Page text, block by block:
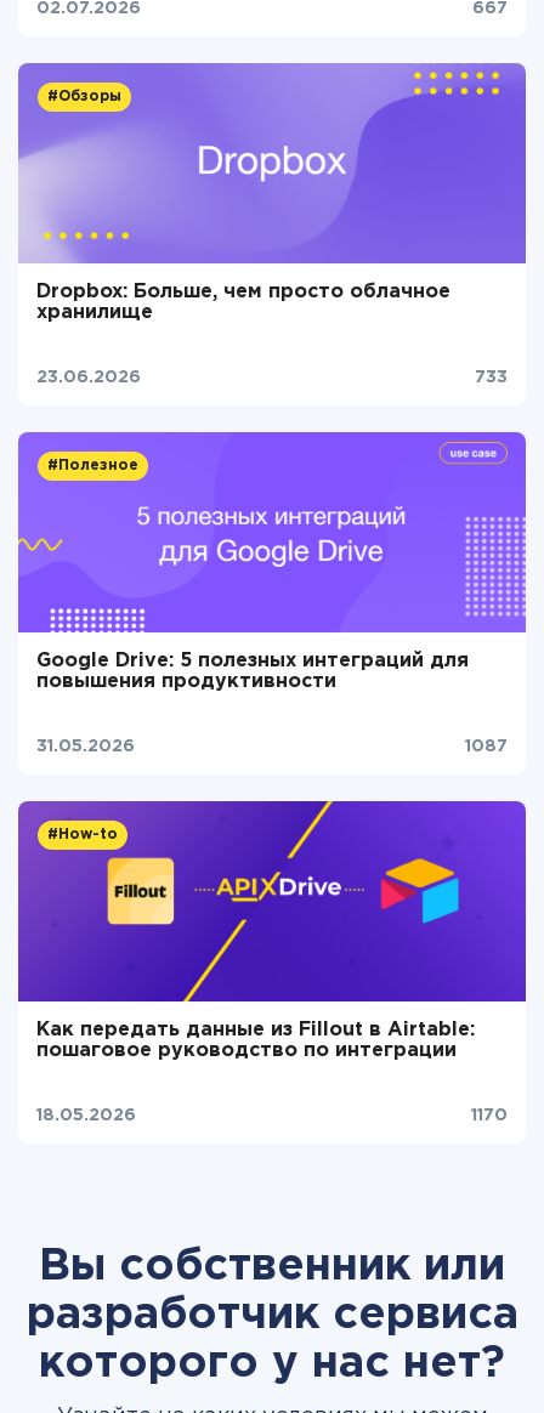
02.07.2026 667
#Обзоры
Dropbox: Больше, чем просто облачное
хранилище
23.06.2026 733
#Полезное
Google Drive: 5 полезных интеграций для
повышения продуктивности
31.05.2026 1087
#How-to
Как передать данные из Fillout в Airtable:
пошаговое руководство по интеграции
18.05.2026 1170
Вы собственник или
разработчик сервиса
которого у нас нет?